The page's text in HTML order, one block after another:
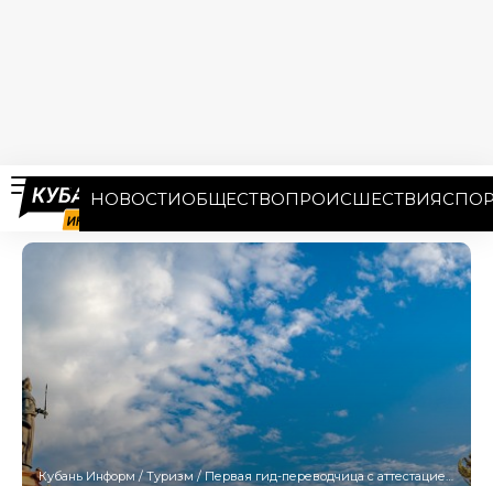
НОВОСТИОБЩЕСТВОПРОИСШЕСТВИЯ
Кубань Информ/Туризм/Первая гид-переводчица с аттестацией появилась в Краснодаре